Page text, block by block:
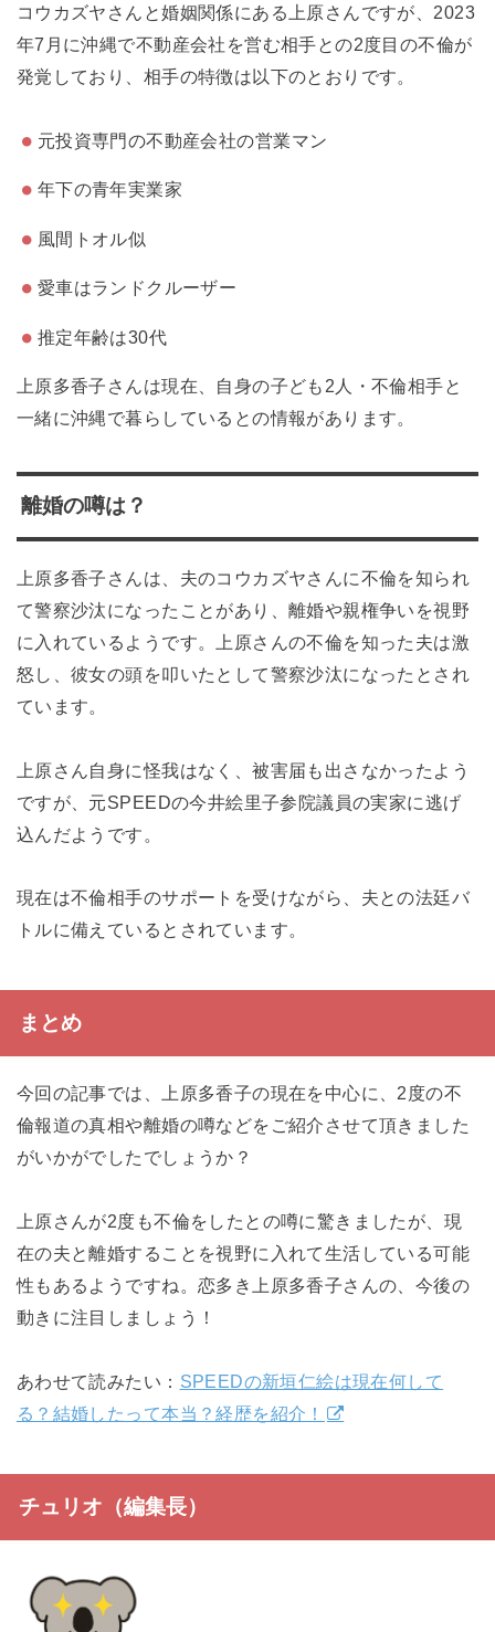
コウカズヤさんと婚姻関係にある上原さんですが、2023
年7月に沖縄で不動産会社を営む相手との2度目の不倫が
発覚しており、相手の特徴は以下のとおりです。
元投資専門の不動産会社の営業マン
年下の青年実業家
風間トオル似
愛車はランドクルーザー
推定年齢は30代
上原多香子さんは現在、自身の子ども2人・不倫相手と
一緒に沖縄で暮らしているとの情報があります。
離婚の噂は？
上原多香子さんは、夫のコウカズヤさんに不倫を知られ
て警察沙汰になったことがあり、離婚や親権争いを視野
に入れているようです。上原さんの不倫を知った夫は激
怒し、彼女の頭を叩いたとして警察沙汰になったとされ
ています。
上原さん自身に怪我はなく、被害届も出さなかったよう
ですが、元SPEEDの今井絵里子参院議員の実家に逃げ
込んだようです。
現在は不倫相手のサポートを受けながら、夫との法廷バ
トルに備えているとされています。
まとめ
今回の記事では、上原多香子の現在を中心に、2度の不
倫報道の真相や離婚の噂などをご紹介させて頂きました
がいかがでしたでしょうか？
上原さんが2度も不倫をしたとの噂に驚きましたが、現
在の夫と離婚することを視野に入れて生活している可能
性もあるようですね。恋多き上原多香子さんの、今後の
動きに注目しましょう！
あわせて読みたい： SPEEDの新垣仁絵は現在何して
る？結婚したって本当？経歴を紹介！
チュリオ（編集長）